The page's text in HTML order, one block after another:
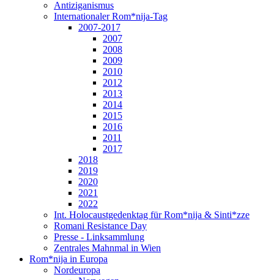
Antiziganismus
Internationaler Rom*nija-Tag
2007-2017
2007
2008
2009
2010
2012
2013
2014
2015
2016
2011
2017
2018
2019
2020
2021
2022
Int. Holocaustgedenktag für Rom*nija & Sinti*zze
Romani Resistance Day
Presse - Linksammlung
Zentrales Mahnmal in Wien
Rom*nija in Europa
Nordeuropa